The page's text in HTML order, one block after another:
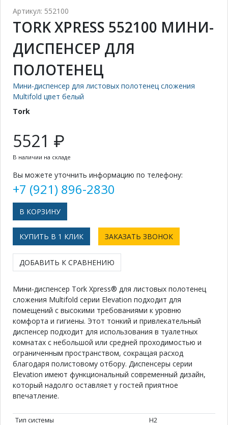
Артикул: 552100
TORK XPRESS 552100 МИНИ-
ДИСПЕНСЕР ДЛЯ
ПОЛОТЕНЕЦ
Мини-диспенсер для листовых полотенец сложения
Multifold цвет белый
Tork
5521 ₽
В наличии на складе
Вы можете уточнить информацию по телефону:
+7 (921) 896-2830
КУПИТЬ В 1 КЛИК ЗАКАЗАТЬ ЗВОНОК
ДОБАВИТЬ К СРАВНЕНИЮ
Мини-диспенсер Tork Xpress® для листовых полотенец
сложения Multifold серии Elevation подходит для
помещений с высокими требованиями к уровню
комфорта и гигиены. Этот тонкий и привлекательный
диспенсер подходит для использования в туалетных
комнатах с небольшой или средней проходимостью и
ограниченным пространством, сокращая расход
благодаря полистовому отбору. Диспенсеры серии
Elevation имеют функциональный современный дизайн,
который надолго оставляет у гостей приятное
впечатление.
Тип системы
Н2